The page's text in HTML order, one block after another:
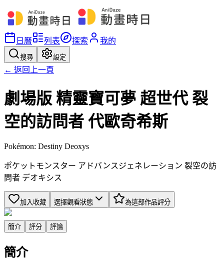
日曆 列表 探索 我的
搜尋 設定
← 返回上一頁
劇場版 精靈寶可夢 超世代 裂
空的訪問者 代歐奇希斯
Pokémon: Destiny Deoxys
ポケットモンスター アドバンスジェネレーション 裂空の訪
問者 デオキシス
加入收藏 選擇觀看狀態 為這部作品評分
簡介 評分 評論
簡介